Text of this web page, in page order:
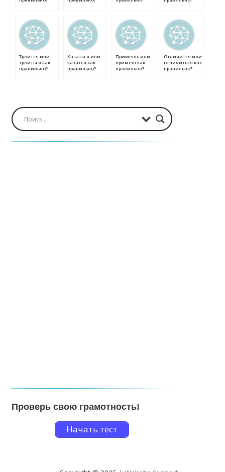
Троится или
троиться как
правильно?
Казаться или
казатся как
правильно?
Примешь или
примеш как
правильно?
Отличится или
отличиться как
правильно?
Проверь свою грамотность!
Начать тест